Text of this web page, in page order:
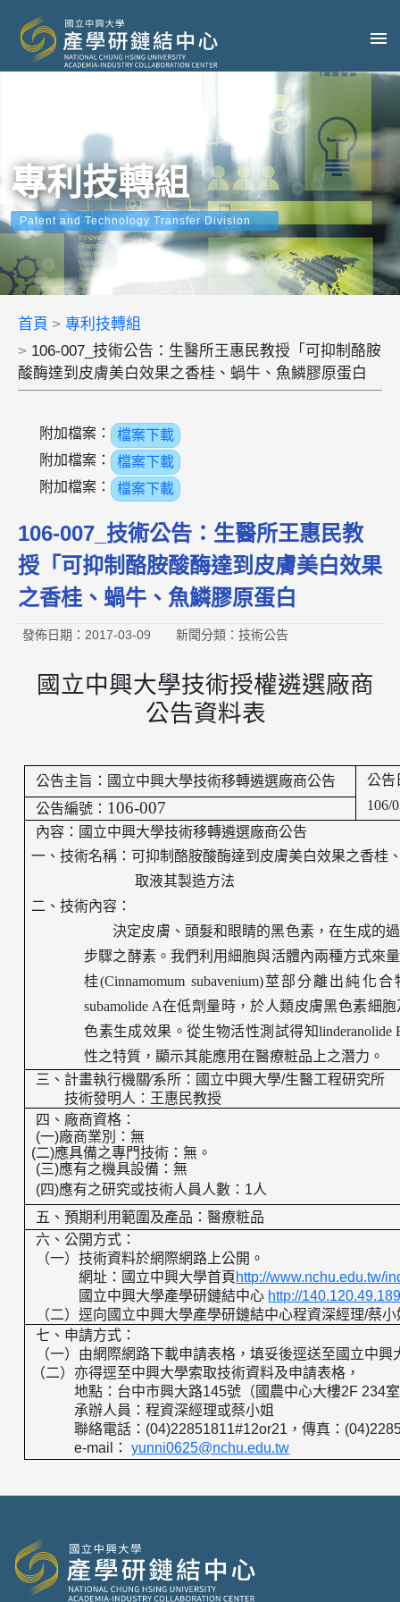
專利技轉組
Patent and Technology Transfer Division
首頁
專利技轉組
106-007_技術公告：生醫所王惠民教授「可抑制酪胺
酸酶達到皮膚美白效果之香桂、蝸牛、魚鱗膠原蛋白
附加檔案：
檔案下載
附加檔案：
檔案下載
附加檔案：
檔案下載
106-007_技術公告：生醫所王惠民教
授「可抑制酪胺酸酶達到皮膚美白效果
之香桂、蝸牛、魚鱗膠原蛋白
發佈日期：2017-03-09 新聞分類：技術公告
國立中興大學技術授權遴選廠商
公告資料表
公告主旨：國立中興大學技術移轉遴選廠商公告
公告
106/
公告編號： 106-007
內容：國立中興大學技術移轉遴選廠商公告
一、技術名稱： 可抑制酪胺酸酶達到皮膚美白效果之香桂
取液其製造方法
二、技術內容：
決定皮膚、頭髮和眼睛的黑色素，在生成的
步驟之酵素。我們利用細胞與活體內兩種方式來
桂(Cinnamomum subavenium)莖部分離出純化合
subamolide A在低劑量時，於人類皮膚黑色素細
色素生成效果。從生物活性測試得知linderanolide
性之特質，顯示其能應用在醫療粧品上之潛力。
三、 計畫執行機關∕系所：國立中興大學/生醫工程研究所
技術發明人： 王惠民教授
四、廠商資格：
(一)廠商業別：無
(二)應具備之專門技術：無。
(三)應有之機具設備：無
(四)應有之研究或技術人員人數： 1人
五、預期利用範圍及產品：醫療粧品
六、公開方式：
（一）技術資料於網際網路上公開。
網址：國立中興大學首頁 http://www.nchu.edu.tw/
國立中興大學產學研鏈結中心 http://
（二）逕向國立中興大學產學研鏈結中心程資深經理/蔡小
七、申請方式：
（一）由網際網路下載申請表格，填妥後逕送至國立中
（二）亦得逕至中興大學索取技術資料及申請表格，
地點：台中市興大路145號（國農中心大樓2F 234
承辦人員：程資深經理或蔡小姐
聯絡電話： (04)22851811#12or21 ，傳真：
e-mail
： yunni0625@nchu.edu.tw